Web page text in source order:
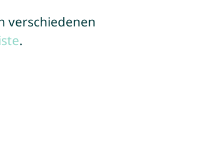
verschiedenen
.